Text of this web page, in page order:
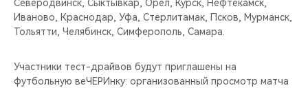
НАШИ МЕРОПРИЯТИЯ
Северодвинск, Сыктывкар, Орел, Курск, Нефтекамск,
Иваново, Краснодар, Уфа, Стерлитамак, Псков, Мурманск,
Тольятти, Челябинск, Симферополь, Самара.
Участники тест-драйвов будут приглашены на
футбольную веЧЕРИнку: организованный просмотр матча